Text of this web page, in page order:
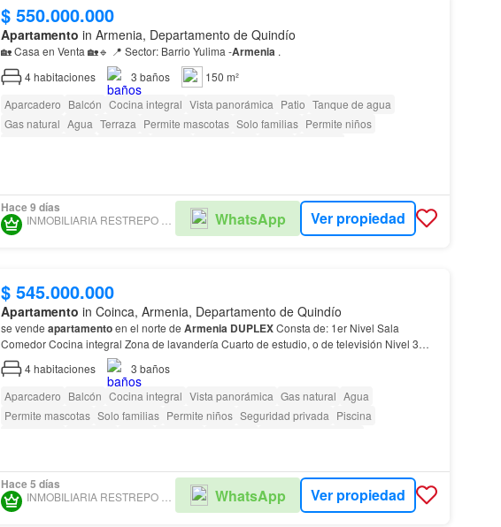
$ 550.000.000
Apartamento in Armenia, Departamento de Quindío
🏡 Casa en Venta 🏡🔹 📍 Sector: Barrio Yulima -Armenia .
4habitaciones 3 baños
150 m²
Aparcadero Balcón Cocina integral Vista panorámica Patio Tanque de agua
Gas natural Agua Terraza Permite mascotas Solo familias Permite niños
Hace 9 días
INMOBILIARIA RESTREPO Y VASQUEZ - NUEVO TIPO DE OBJETO DEAL WhatsApp Ver propiedad
$ 545.000.000
Apartamento in Coinca, Armenia, Departamento de Quindío
se vende apartamentoen el norte de Armenia DUPLEXConsta de: 1er Nivel Sala
Comedor Cocina integral Zona de lavandería Cuarto de estudio, o de televisión Nivel 3
habitaciones con closet de piso a techo La principal con b…
4habitaciones 3 baños
Aparcadero Balcón Cocina integral Vista panorámica Gas natural Agua
Permite mascotas Solo familias Permite niños Seguridad privada Piscina
Hace 5 días
INMOBILIARIA RESTREPO Y VASQUEZ - NUEVO TIPO DE OBJETO DEAL WhatsApp Ver propiedad